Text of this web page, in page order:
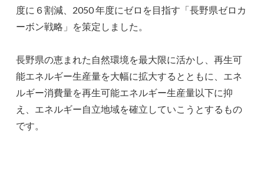
度に６割減、2050 年度にゼロを目指す「長野県ゼロカ
ーボン戦略」を策定しました。
長野県の恵まれた自然環境を最大限に活かし、再生可
能エネルギー生産量を大幅に拡大するとともに、エネ
ルギー消費量を再生可能エネルギー生産量以下に抑
え、エネルギー自立地域を確立していこうとするもの
です。